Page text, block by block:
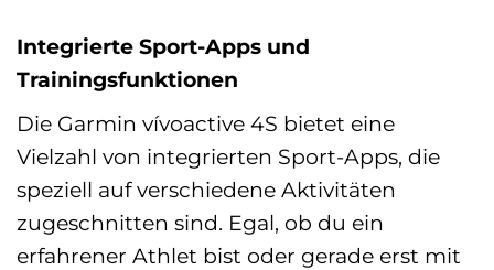
Integrierte Sport-Apps und
Trainingsfunktionen
Die Garmin vívoactive 4S bietet eine
Vielzahl von integrierten Sport-Apps, die
speziell auf verschiedene Aktivitäten
zugeschnitten sind. Egal, ob du ein
erfahrener Athlet bist oder gerade erst mit